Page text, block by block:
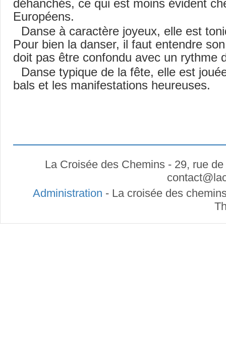
déhanchés, ce qui est moins évident
Européens.
Danse à caractère joyeux, elle est
Pour bien la danser, il faut entendre
doit pas être confondu avec un rythme
Danse typique de la fête, elle est
bals et les manifestations heureuses.
La Croisée des Chemins - 29, rue
contact@
Administration - La croisée des